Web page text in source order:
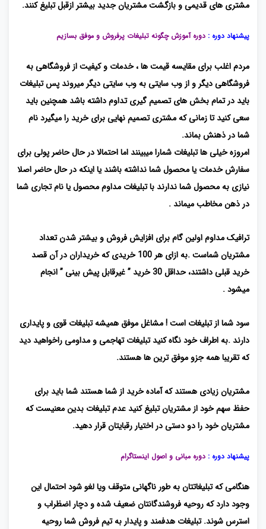
مشتری های قدیمی و بازگشت مشتریان جدید بیشتر ازقبل تبلیغ کنند.
پیشنهاد دوره : دوره آموزش چگونه تبلیغات پرفروش و موفق بسازیم
مردم اغلب برای مقایسه قیمت ها ، خدمات و کیفیت از فروشگاهی به
فروشگاهی دیگر و از وب سایتی به وب سایتی دیگر میروند پس تبلیغات
باید در تمام بخش های تصمیم گیری تداوم داشته باشد همچنین باید
سعی کنید تا زمانی که مشتری تصمیم نهایی برای خرید را میگیرد نام
شما در ذهنش بماند.
امروزه خیلی ها تبلیغات شمارا میبینند اما احتمالا در حال حاضر پولی برای
سفارش خدمات یا محصول شما نداشته باشند یا اینکه در حال حاضر اصلا
نیازی به محصول شما ندارند با تبلیغات مداوم محصول یا نام تجاری شما
در ذهن مخاطب میماند .
ترافیک مداوم اولین گام برای افزایش فروش و بیشتر شدن تعداد
مشتریان شماست .به ازای هر 100 خریدی که خریداران در آن قصد
خرید قبلی داشتند، حداقل 30 خرید ” غیرقابل پیش بینی ” انجام
میشود .
سود شما از تبلیغات است ! مشاغل موفق همیشه تبلیغات قوی و پایداری
دارند .به اطراف خود نگاه کنید تبلیغات تهاجمی و مداومی راخواهید دید
که تقریبا همه جزو موفق ترین ها هستند.
مشتریان زیادی هستند که آماده خرید از شما هستند شما باید برای
حفظ سهم خود از مشتریان تبلیغ کنید عدم تبلیغات بدین معنیست که
مشتریان خود را دو دستی در اختیار رقبایتان قرار دهید.
پیشنهاد دوره : دوره مبانی و اصول اینستاگرام
هنگامی که تبلیغاتتان به طور ناگهانی متوقف ویا لغو شود احتمال این
وجود دارد که روحیه فروشندگانتان ضعیف شده و دچار اضظراب و
استرس شوند. تبلیغات هدفمند و پایدار به تیم فروش شما روحیه